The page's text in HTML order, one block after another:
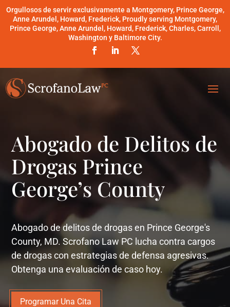
Orgullosos de servir exclusivamente a Montgomery, Prince George,
Anne Arundel, Howard, Frederick, Proudly serving Montgomery,
Prince George, Anne Arundel, Howard, Frederick, Charles, Carroll,
Washington y Baltimore City.
Abogado de Delitos de
Drogas Prince
George’s County
Abogado de delitos de drogas en Prince George's
County, MD. Scrofano Law PC lucha contra cargos
de drogas con estrategias de defensa agresivas.
Obtenga una evaluación de caso hoy.
Programar Una Cita